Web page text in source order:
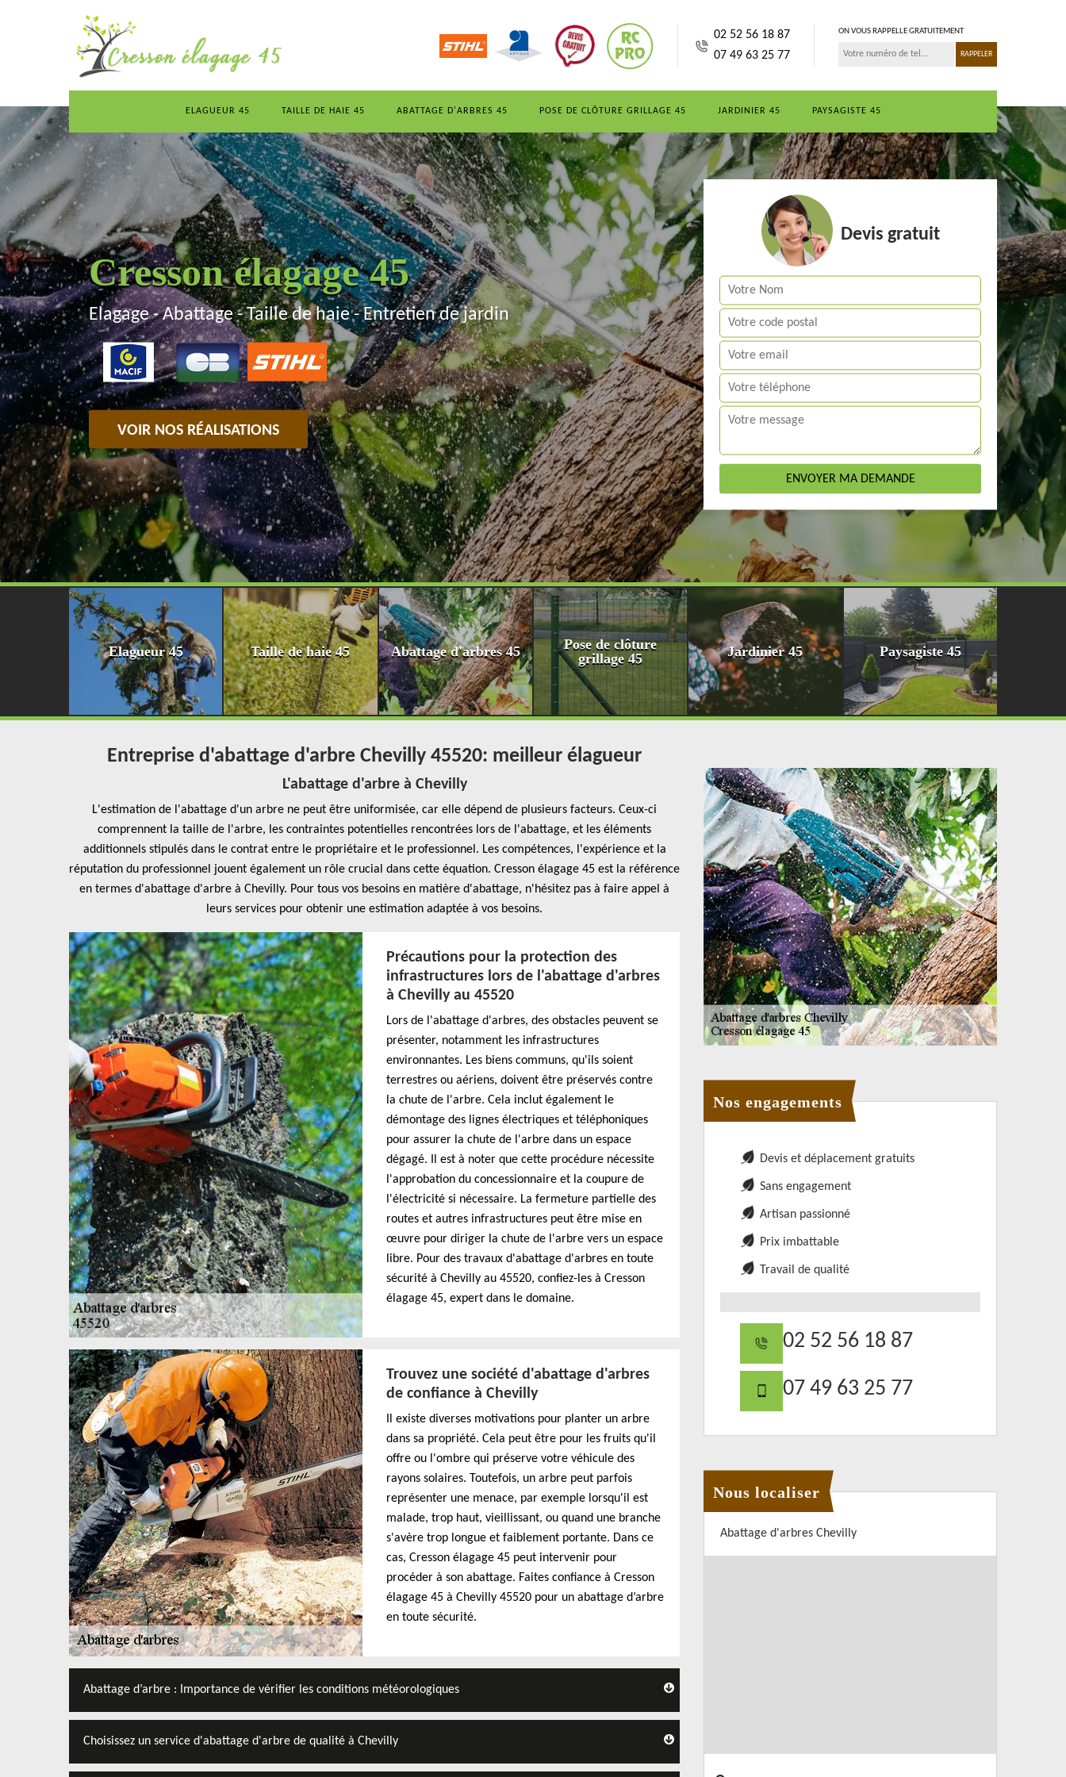
02 52 56 18 87
07 49 63 25 77
ON VOUS RAPPELLE GRATUITEMENT
ELAGUEUR 45 TAILLE DE HAIE 45 ABATTAGE D'ARBRES 45 POSE DE CLÔTURE GRILLAGE 45 JARDINIER 45 PAYSAGISTE 45
Cresson élagage 45
Elagage - Abattage - Taille de haie - Entretien de jardin
VOIR NOS RÉALISATIONS
Devis gratuit
Elagueur 45 Taille de haie 45 Abattage d'arbres 45
Pose de clôture
grillage 45
Jardinier 45 Paysagiste 45
Entreprise d'abattage d'arbre Chevilly 45520: meilleur élagueur
L'abattage d'arbre à Chevilly
L'estimation de l'abattage d'un arbre ne peut être uniformisée, car elle dépend de plusieurs facteurs. Ceux-ci
comprennent la taille de l'arbre, les contraintes potentielles rencontrées lors de l'abattage, et les éléments
additionnels stipulés dans le contrat entre le propriétaire et le professionnel. Les compétences, l'expérience et la
réputation du professionnel jouent également un rôle crucial dans cette équation. Cresson élagage 45 est la référence
en termes d'abattage d'arbre à Chevilly. Pour tous vos besoins en matière d'abattage, n'hésitez pas à faire appel à
leurs services pour obtenir une estimation adaptée à vos besoins.
Précautions pour la protection des
infrastructures lors de l'abattage d'arbres
à Chevilly au 45520
Lors de l'abattage d'arbres, des obstacles peuvent se
présenter, notamment les infrastructures
environnantes. Les biens communs, qu'ils soient
terrestres ou aériens, doivent être préservés contre
la chute de l'arbre. Cela inclut également le
démontage des lignes électriques et téléphoniques
pour assurer la chute de l'arbre dans un espace
dégagé. Il est à noter que cette procédure nécessite
l'approbation du concessionnaire et la coupure de
l'électricité si nécessaire. La fermeture partielle des
routes et autres infrastructures peut être mise en
œuvre pour diriger la chute de l'arbre vers un espace
libre. Pour des travaux d'abattage d'arbres en toute
sécurité à Chevilly au 45520, confiez-les à Cresson
élagage 45, expert dans le domaine.
Trouvez une société d'abattage d'arbres
de confiance à Chevilly
Il existe diverses motivations pour planter un arbre
dans sa propriété. Cela peut être pour les fruits qu'il
offre ou l'ombre qui préserve votre véhicule des
rayons solaires. Toutefois, un arbre peut parfois
représenter une menace, par exemple lorsqu'il est
malade, trop haut, vieillissant, ou quand une branche
s'avère trop longue et faiblement portante. Dans ce
cas, Cresson élagage 45 peut intervenir pour
procéder à son abattage. Faites confiance à Cresson
élagage 45 à Chevilly 45520 pour un abattage d’arbre
en toute sécurité.
Abattage d’arbre : Importance de vérifier les conditions météorologiques
Choisissez un service d'abattage d'arbre de qualité à Chevilly
Nos engagements
Devis et déplacement gratuits
Sans engagement
Artisan passionné
Prix imbattable
Travail de qualité
02 52 56 18 87
07 49 63 25 77
Nous localiser
Abattage d'arbres Chevilly